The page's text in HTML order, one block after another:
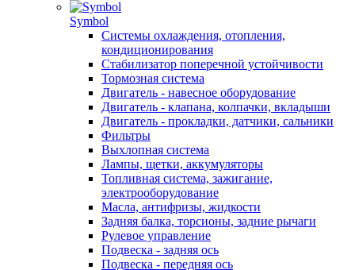
Symbol
Системы охлаждения, отопления,
кондиционирования
Стабилизатор поперечной устойчивости
Тормозная система
Двигатель - навесное оборудование
Двигатель - клапана, колпачки, вкладыши
Двигатель - прокладки, датчики, сальники
Фильтры
Выхлопная система
Лампы, щетки, аккумуляторы
Топливная система, зажигание,
электрооборудование
Масла, антифризы, жидкости
Задняя балка, торсионы, задние рычаги
Рулевое управление
Подвеска - задняя ось
Подвеска - передняя ось